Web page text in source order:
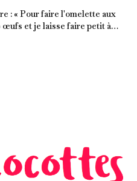
: « Pour faire l'omelette aux
et je laisse faire petit à